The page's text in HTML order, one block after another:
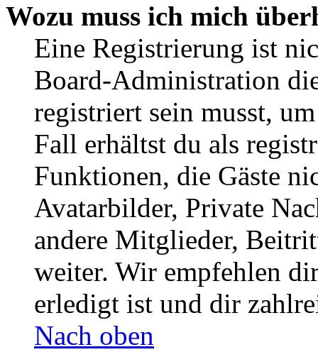
Wozu muss ich mich
Eine Registrierung ist
Board-Administration
registriert sein musst,
Fall erhältst du als
Funktionen, die Gäste
Avatarbilder, Private
andere Mitglieder,
weiter. Wir empfehlen
erledigt ist und dir
Nach oben